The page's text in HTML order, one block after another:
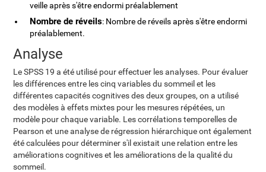
veille après s'être endormi préalablement
Nombre de réveils: Nombre de réveils après s'être endormi
préalablement.
Analyse
Le SPSS 19 a été utilisé pour effectuer les analyses. Pour évaluer
les différences entre les cinq variables du sommeil et les
différentes capacités cognitives des deux groupes, on a utilisé
des modèles à effets mixtes pour les mesures répétées, un
modèle pour chaque variable. Les corrélations temporelles de
Pearson et une analyse de régression hiérarchique ont également
été calculées pour déterminer s'il existait une relation entre les
améliorations cognitives et les améliorations de la qualité du
sommeil.